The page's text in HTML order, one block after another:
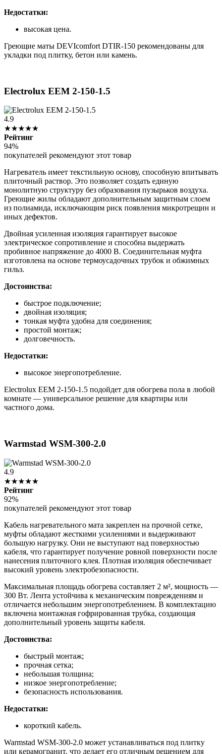
Недостатки:
высокая цена.
Греющие маты DEVIcomfort DTIR-150 рекомендованы для
укладки под плитку, бетон или камень.
Electrolux EEM 2-150-1.5
4.9
★★★★★
Рейтинг
94%
покупателей рекомендуют этот товар
Нагреватель имеет текстильную основу, способную впитывать
плиточный раствор. Это позволяет создать единую
монолитную структуру без образования пузырьков воздуха.
Греющие жилы обладают дополнительным защитным слоем
из полиамида, исключающим риск появления микротрещин и
иных дефектов.
Двойная усиленная изоляция гарантирует высокое
электрическое сопротивление и способна выдержать
пробивное напряжение до 4000 В. Соединительная муфта
изготовлена на основе термоусадочных трубок и обжимных
гильз.
Достоинства:
быстрое подключение;
двойная изоляция;
тонкая муфта удобна для соединения;
простой монтаж;
долговечность.
Недостатки:
высокое энергопотребление.
Electrolux EEM 2-150-1.5 подойдет для обогрева пола в любой
комнате — универсальное решение для квартиры или
частного дома.
Warmstad WSM-300-2.0
4.9
★★★★★
Рейтинг
92%
покупателей рекомендуют этот товар
Кабель нагревательного мата закреплен на прочной сетке,
муфты обладают жесткими усилениями и выдерживают
большую нагрузку. Они не выступают над поверхностью
кабеля, что гарантирует получение ровной поверхности после
нанесения плиточного клея. Плотная изоляция обеспечивает
высокий уровень электробезопасности.
Максимальная площадь обогрева составляет 2 м², мощность —
300 Вт. Лента устойчива к механическим повреждениям и
отличается небольшим энергопотреблением. В комплектацию
включена монтажная гофрированная трубка, создающая
дополнительный уровень защиты кабеля.
Достоинства:
быстрый монтаж;
прочная сетка;
небольшая толщина;
низкое энергопотребление;
безопасность использования.
Недостатки:
короткий кабель.
Warmstad WSM-300-2.0 может устанавливаться под плитку
или керамогранит, что делает его отличным решением для